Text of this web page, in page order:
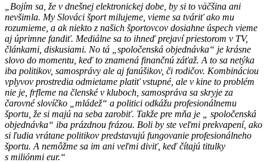
„Bojím sa, že v dnešnej elektronickej dobe, by si to väčšina ani
nevšimla. My Slováci šport milujeme, vieme sa tváriť ako mu
rozumieme, a ak niekto z našich športovcov dosiahne úspech vieme
aj úprimne fandiť. Mediálne sa to ihneď prejaví priestorom v TV,
článkami, diskusiami. No tá „spoločenská objednávka“ je krásne
slovo do momentu, keď to znamená finančnú záťaž. A to sa netýka
iba politikov, samosprávy ale aj fanúšikov, či rodičov. Kombináciou
vplyvov prostredia odmietame platiť vstupné, ale v kine to problém
nie je, frfleme na členské v kluboch, samospráva sa skryje za
čarovné slovíčko „mládež“ a politici odkážu profesionálnemu
športu, že si majú na seba zarobiť. Takže pre mňa je „ spoločenská
objednávka“ iba prázdnou frázou. Boli by ste veľmi prekvapení, ako
si ľudia vrátane politikov predstavujú fungovanie profesionálneho
športu. A nemôžme sa im ani veľmi diviť, keď čítajú titulky
s miliónmi eur.“